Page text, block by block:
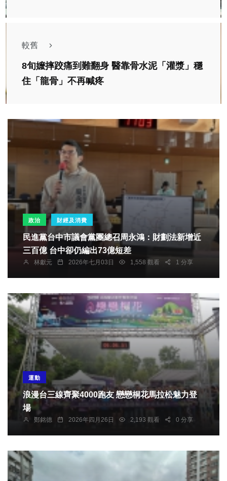
較舊
8旬嬤摔跤痛到難翻身 醫靠骨水泥「灌漿」穩
住「龍骨」不再喊疼
政治 財經及消費
民進黨台中市議會黨團總召周永鴻：財劃法新增近
三百億 台中卻仍編出73億短差
林獻元 2026年七月03日 1,558 觀看 1 分享
運動
浪漫台三線齊聚4000跑友 戀戀桐花馬拉松魅力登
場
鄭銘德 2026年四月26日 2,193 觀看 0 分享